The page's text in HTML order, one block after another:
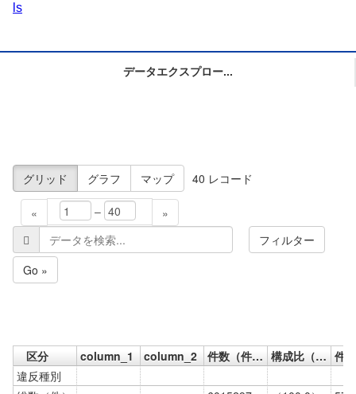
ls
データエクスプロー...